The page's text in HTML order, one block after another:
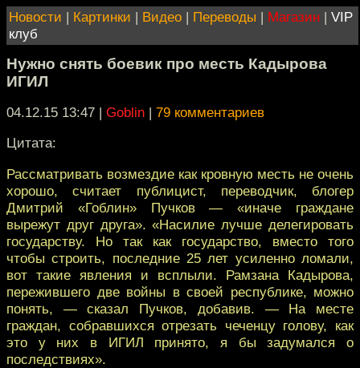
Новости | Картинки | Видео | Переводы | Магазин | VIP
клуб
Нужно снять боевик про месть Кадырова
ИГИЛ
04.12.15 13:47 | Goblin | 79 комментариев
Цитата:
Рассматривать возмездие как кровную месть не очень
хорошо, считает публицист, переводчик, блогер
Дмитрий «Гоблин» Пучков — «иначе граждане
вырежут друг друга». «Насилие лучше делегировать
государству. Но так как государство, вместо того
чтобы строить, последние 25 лет усиленно ломали,
вот такие явления и всплыли. Рамзана Кадырова,
пережившего две войны в своей республике, можно
понять, — сказал Пучков, добавив. — На месте
граждан, собравшихся отрезать чеченцу голову, как
это у них в ИГИЛ принято, я бы задумался о
последствиях».